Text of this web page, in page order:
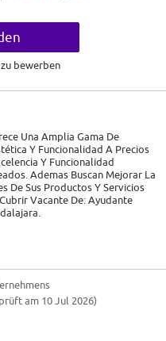
bewerben
Una Amplia Gama De
Y Funcionalidad A Precios
Y Funcionalidad
Ademas Buscan Mejorar La
De Sus Productos Y Servicios
Vacante De: Ayudante
Hrs. Sabados De 8:00 A 14:00
am 10 Jul 2026)